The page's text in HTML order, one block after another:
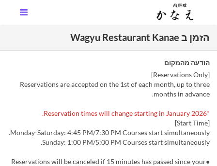
הזמן ב Wagyu Restaurant Kanae
הודעה מהמקום
[Reservations Only]
Reservations are accepted on the 1st of each month, up to three
months in advance.
*Reservation times will change starting in January 2026.
[Start Time]
Monday-Saturday: 4:45 PM/7:30 PM Courses start simultaneously.
Sunday: 1:00 PM/5:00 PM Courses start simultaneously.
●Reservations will be canceled if 15 minutes has passed since your